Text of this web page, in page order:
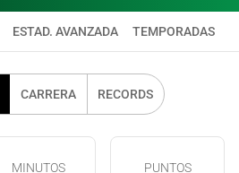
ESTAD. AVANZADA TEMPORADAS
CARRERA RECORDS
MINUTOS PUNTOS